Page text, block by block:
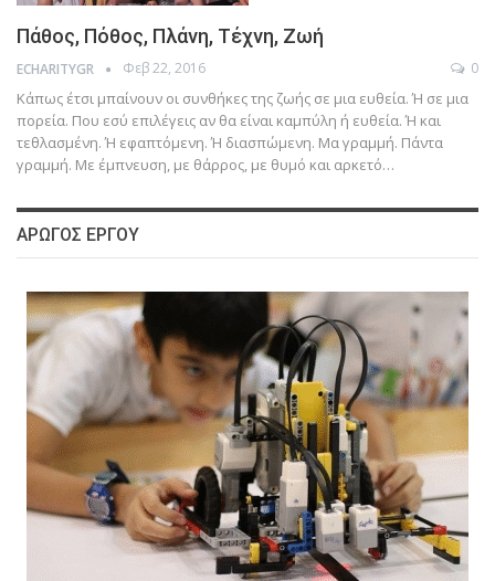
Πάθος, Πόθος, Πλάνη, Τέχνη, Ζωή
ECHARITYGR Φεβ 22, 2016 0
Κάπως έτσι μπαίνουν οι συνθήκες της ζωής σε μια ευθεία. Ή σε μια
πορεία. Που εσύ επιλέγεις αν θα είναι καμπύλη ή ευθεία. Ή και
τεθλασμένη. Ή εφαπτόμενη. Ή διασπώμενη. Μα γραμμή. Πάντα
γραμμή. Με έμπνευση, με θάρρος, με θυμό και αρκετό…
ΑΡΩΓΌΣ ΈΡΓΟΥ